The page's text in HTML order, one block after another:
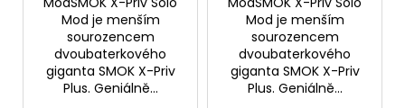
Mod je menším
sourozencem
dvoubaterkového
giganta SMOK X-Priv
Plus. Geniálně...
Mod je menším
sourozencem
dvoubaterkového
giganta SMOK X-Priv
Plus. Geniálně...